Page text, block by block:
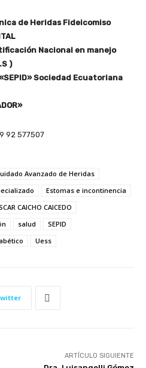
de Heridas Fideicomiso
Nacional en manejo
)
Sociedad Ecuatoriana
92 577507
Avanzado de Heridas
Estomas e incontinencia
CAICHO CAICEDO
salud
SEPID
Uess
ARTÍCULO SIGUIENTE